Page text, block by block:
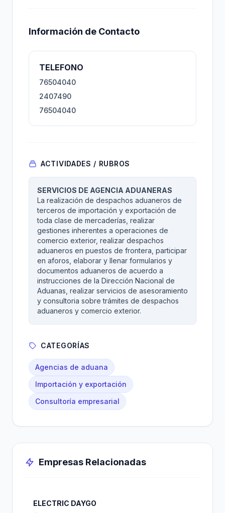
Información de Contacto
TELEFONO
76504040
2407490
76504040
ACTIVIDADES / RUBROS
SERVICIOS DE AGENCIA ADUANERAS
La realización de despachos aduaneros de
terceros de importación y exportación de
toda clase de mercaderías, realizar
gestiones inherentes a operaciones de
comercio exterior, realizar despachos
aduaneros en puestos de frontera, participar
en aforos, elaborar y llenar formularios y
documentos aduaneros de acuerdo a
instrucciones de la Dirección Nacional de
Aduanas, realizar servicios de asesoramiento
y consultoria sobre trámites de despachos
aduaneros y comercio exterior.
CATEGORÍAS
Agencias de aduana
Importación y exportación
Consultoría empresarial
Empresas Relacionadas
ELECTRIC DAYGO